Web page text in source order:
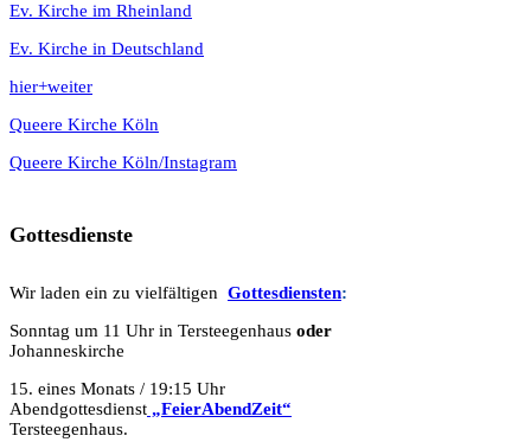
Ev. Kirche im Rheinland
Ev. Kirche in Deutschland
hier+weiter
Queere Kirche Köln
Queere Kirche Köln/Instagram
Gottesdienste
Wir laden ein zu vielfältigen Gottesdiensten:
Sonntag um 11 Uhr in Tersteegenhaus oder
Johanneskirche
15. eines Monats / 19:15 Uhr
Abendgottesdienst „FeierAbendZeit“
Tersteegenhaus.